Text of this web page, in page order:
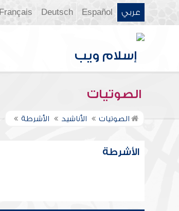
عربي Español
Deutsch
Français
الصوتيات
الصوتيات الأناشيد الأشرطة
الأشرطة